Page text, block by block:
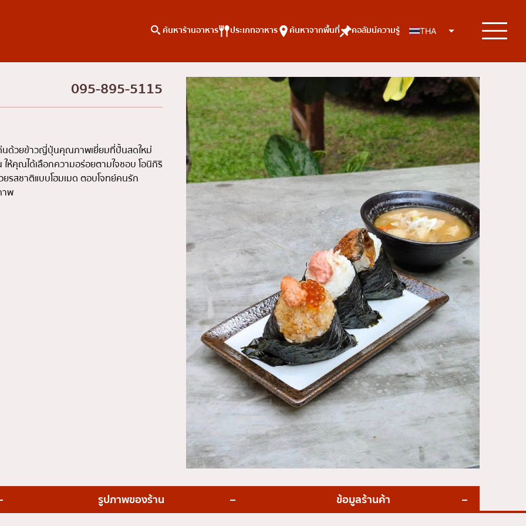
ค้นหาร้านอาหาร ประเภทอาหาร ค้นหาจากพื้นที่ คอลัมน์ความรู้ THA
ค้นหาตามพื้นที่
สยาม
ทองหล่อ
อุดมสุข
คอลัมน์ความรู้
บทความที่KOLแนะนำ
095-895-5115
นด้วยข้าวญี่ปุ่นคุณภาพเยี่ยมที่ปั้นสดใหม่
ห้คุณได้เลือกความอร่อยตามใจชอบ โอนิกิริ
รสชาติแบบโฮมเมด ตอบโจทย์คนรัก
าพ
รูปภาพของร้าน ข้อมูลร้านค้า